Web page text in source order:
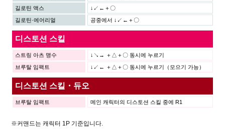
길로틴 액스
↓↙←＋〇
길로틴·에어리얼
공중에서 ↓↙←＋〇
디스토션 스킬
스트링 아츠 맹수
↓↘→ ＋△＋〇 동시에 누르기
브루탈 임팩트
↓↙← ＋△＋〇 동시에 누르기（모으기 가능）
디스토션 스킬・듀오
브루탈 임팩트 메인 캐릭터의 디스토션 스킬 중에 R1
※커맨드는 캐릭터 1P 기준입니다.